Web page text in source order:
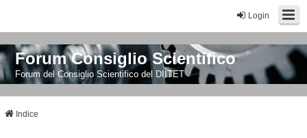
Login
Forum Consiglio Scientifico
Forum del Consiglio Scientifico del DIITET
Indice